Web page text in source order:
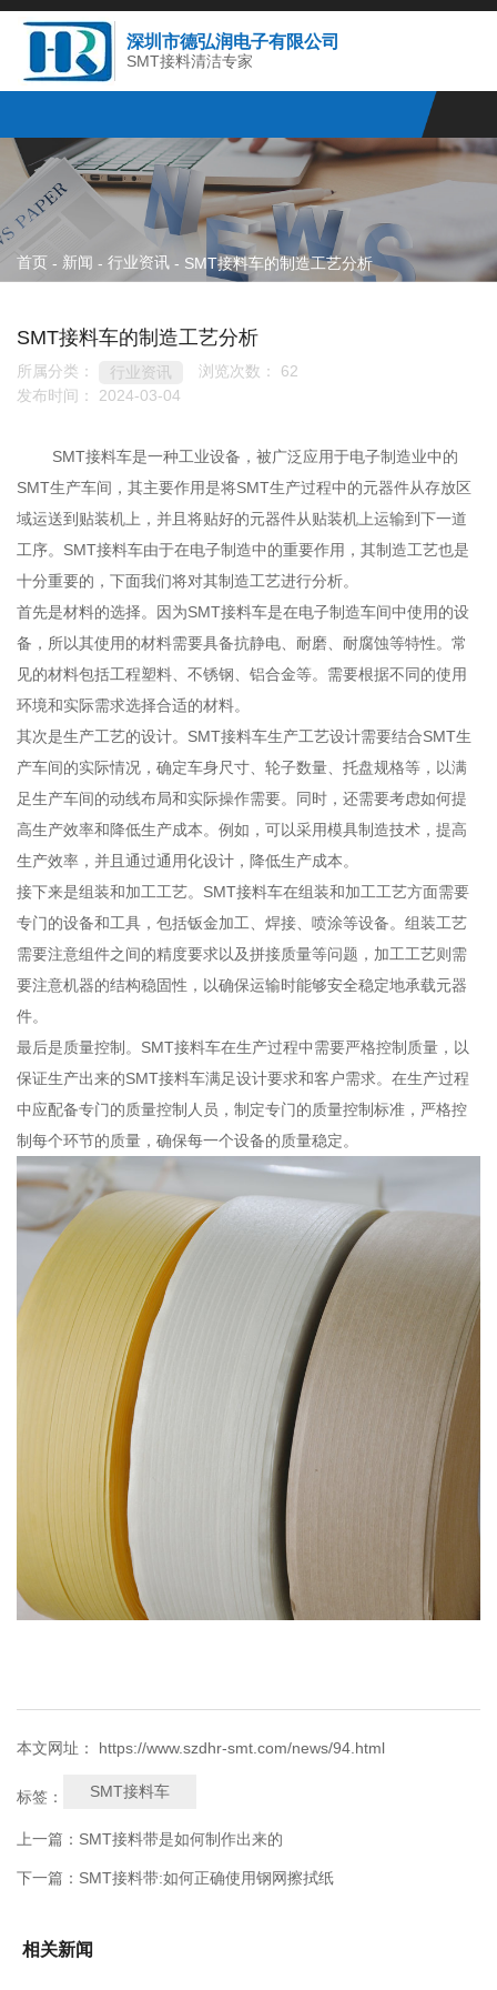
深圳市德弘润电子有限公司
SMT接料清洁专家
首页 - 新闻 - 行业资讯 - SMT接料车的制造工艺分析
SMT接料车的制造工艺分析
所属分类： 行业资讯 浏览次数： 62
发布时间： 2024-03-04
SMT接料车是一种工业设备，被广泛应用于电子制造业中的
SMT生产车间，其主要作用是将SMT生产过程中的元器件从存放区
域运送到贴装机上，并且将贴好的元器件从贴装机上运输到下一道
工序。SMT接料车由于在电子制造中的重要作用，其制造工艺也是
十分重要的，下面我们将对其制造工艺进行分析。
首先是材料的选择。因为SMT接料车是在电子制造车间中使用的设
备，所以其使用的材料需要具备抗静电、耐磨、耐腐蚀等特性。常
见的材料包括工程塑料、不锈钢、铝合金等。需要根据不同的使用
环境和实际需求选择合适的材料。
其次是生产工艺的设计。SMT接料车生产工艺设计需要结合SMT生
产车间的实际情况，确定车身尺寸、轮子数量、托盘规格等，以满
足生产车间的动线布局和实际操作需要。同时，还需要考虑如何提
高生产效率和降低生产成本。例如，可以采用模具制造技术，提高
生产效率，并且通过通用化设计，降低生产成本。
接下来是组装和加工工艺。SMT接料车在组装和加工工艺方面需要
专门的设备和工具，包括钣金加工、焊接、喷涂等设备。组装工艺
需要注意组件之间的精度要求以及拼接质量等问题，加工工艺则需
要注意机器的结构稳固性，以确保运输时能够安全稳定地承载元器
件。
最后是质量控制。SMT接料车在生产过程中需要严格控制质量，以
保证生产出来的SMT接料车满足设计要求和客户需求。在生产过程
中应配备专门的质量控制人员，制定专门的质量控制标准，严格控
制每个环节的质量，确保每一个设备的质量稳定。
本文网址： https://www.szdhr-smt.com/news/94.html
标签： SMT接料车
上一篇： SMT接料带是如何制作出来的
下一篇： SMT接料带:如何正确使用钢网擦拭纸
相关新闻